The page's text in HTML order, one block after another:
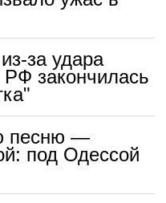
за удара
закончилась
песню —
под Одессой